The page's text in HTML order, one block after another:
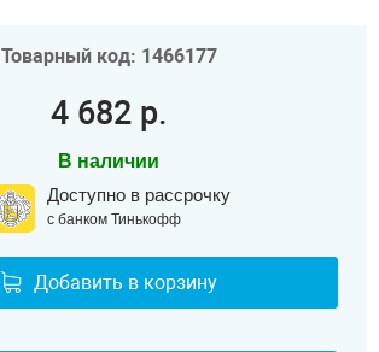
Товарный код: 1466177
4 682 р.
В наличии
Доступно в рассрочку
с банком Тинькофф
Добавить в корзину